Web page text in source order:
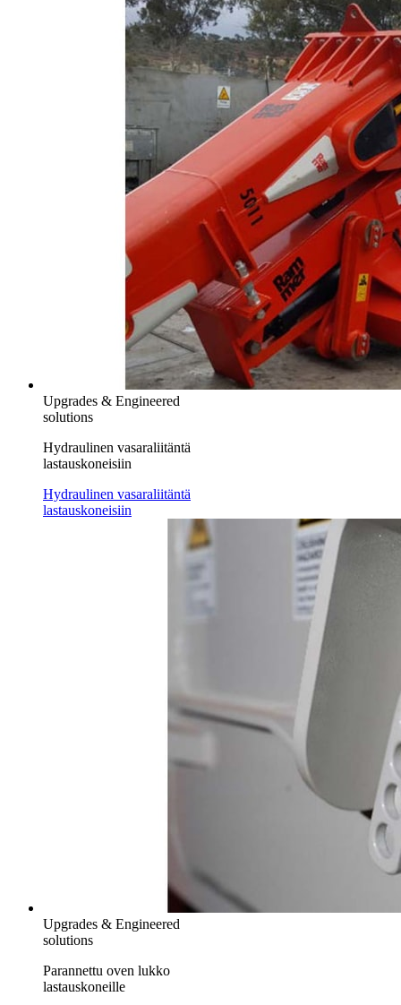
Upgrades & Engineered
solutions
Hydraulinen vasaraliitäntä
lastauskoneisiin
Hydraulinen vasaraliitäntä
lastauskoneisiin
Upgrades & Engineered
solutions
Parannettu oven lukko
lastauskoneille